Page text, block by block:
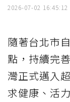
2026-07-02 16:45:12
隨著台北市
點，持續完
灣正式邁入
求健康、活